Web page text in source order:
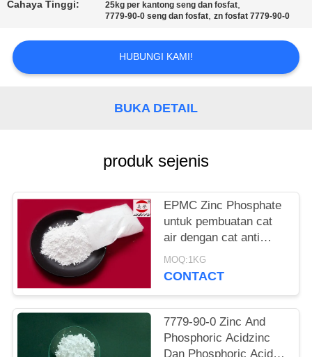
KUTIPAN
Cahaya Tinggi: 25kg per kantong seng dan fosfat,
7779-90-0 seng dan fosfat,zn fosfat 7779-90-0
HUBUNGI KAMI!
BUKA DETAIL
produk sejenis
EPMC Zinc Phosphate
untuk pembuatan cat
air dengan cat anti
karat logam berat
rendah
MOQ:1KG
CONTACT
7779-90-0 Zinc And
Phosphoric Acidzinc
Dan Phosphoric Acid